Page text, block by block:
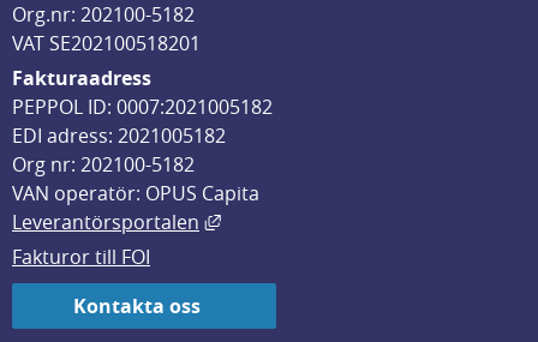
Org.nr: 202100-5182
VAT SE202100518201
Fakturaadress
PEPPOL ID: 0007:2021005182
EDI adress: 2021005182
Org nr: 202100-5182
VAN operatör: OPUS Capita
Leverantörsportalen
Länk till annan webbplats, öppnas
Fakturor till FOI
Kontakta oss